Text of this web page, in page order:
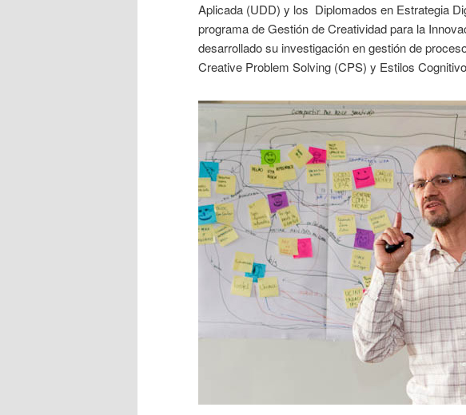
Aplicada (UDD) y los Diplomados en Estrategia
programa de Gestión de Creatividad para la
desarrollado su investigación en gestión de
Creative Problem Solving (CPS) y Estilos